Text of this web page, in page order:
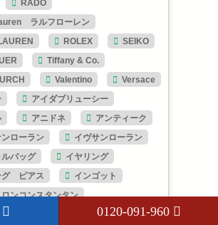
RADO
ラルフローレン
ROLEX
SEIKO
Tiffany & Co.
Valentino
Versace
アイダブリューシー
アニドネ
アンティーク
ローラン
イヴサンローラン
バッグ
イヤリング
グ ピアス
インゴット
ンコンスタンタン
ジ
ヴェルサーチ ウブロ
0120-091-960